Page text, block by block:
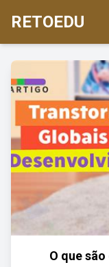
RETOEDU
O que